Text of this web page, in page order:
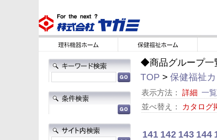
◆商品グループ一
TOP > 保健福祉
表示方法： 詳細 一覧
並べ替え：
カタログ
141 142 143 144